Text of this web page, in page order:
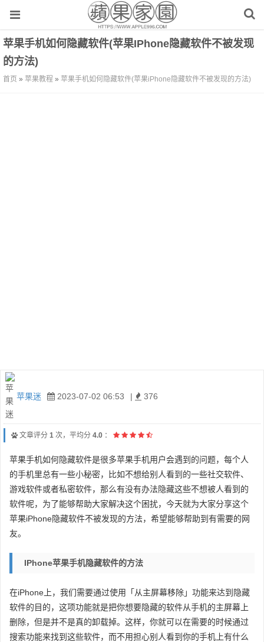
苹果手机如何隐藏软件(苹果iPhone隐藏软件不被发现
的方法)
首页 » 苹果教程 » 苹果手机如何隐藏软件(苹果iPhone隐藏软件不被发现的方法)
苹果迷 2023-07-02 06:53 | 376
文章评分 1 次，平均分 4.0 ：
苹果手机如何隐藏软件是很多苹果手机用户会遇到的问题，每个人
的手机里总有一些小秘密，比如不想给别人看到的一些社交软件、
游戏软件或者私密软件，那么有没有办法隐藏这些不想被人看到的
软件呢，为了能够帮助大家解决这个困扰，今天就为大家分享这个
苹果iPhone隐藏软件不被发现的方法，希望能够帮助到有需要的网
友。
IPhone苹果手机隐藏软件的方法
在iPhone上，我们需要通过使用「从主屏幕移除」功能来达到隐藏
软件的目的，这项功能就是把你想要隐藏的软件从手机的主屏幕上
删除，但是并不是真的卸载掉。这样，你就可以在需要的时候通过
搜索功能来找到这些软件，而不用担心别人看到你的手机上有什么